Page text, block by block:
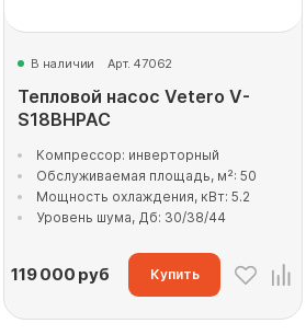
В наличии Арт. 47062
Тепловой насос Vetero V-
S18BHPAC
Компрессор: инверторный
Обслуживаемая площадь, м²: 50
Мощность охлаждения, кВт: 5.2
Уровень шума, Дб: 30/38/44
119 000 руб Купить